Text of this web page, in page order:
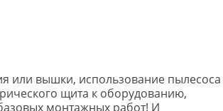
или вышки, использование пылесоса
щита к оборудованию,
монтажных работ! И